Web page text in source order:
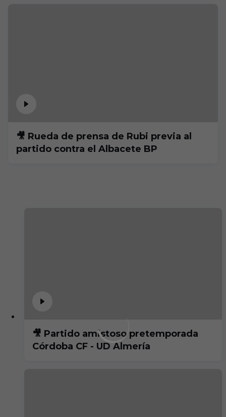
🎥 Rueda de prensa de Rubi previa al
partido contra el Albacete BP
🎥 Partido amistoso pretemporada
Córdoba CF - UD Almería